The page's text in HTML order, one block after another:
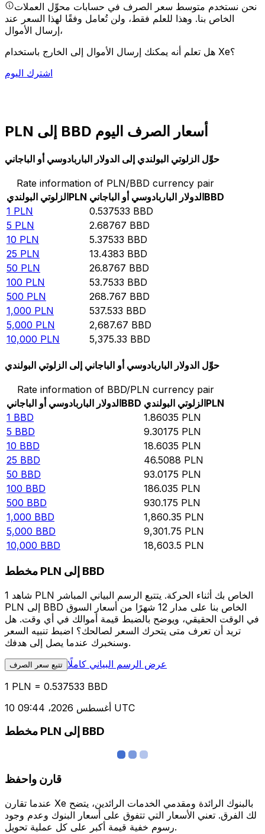
نحن نستخدم متوسط سعر الصرف في حسابات محوِّل العملات
الخاص بنا. وهذا للعلم فقط، ولن تُعامل وفقًا لهذا السعر عند
إرسال الأموال،
هل تعلم أنه يمكنك إرسال الأموال إلى الخارج باستخدام Xe؟
اشترك اليوم
PLN إلى BBD أسعار الصرف اليوم
حوِّل الزلوتي البولندي إلى الدولار الباربادوسي أو الباجاني
Rate information of PLN/BBD currency pair
الزلوتي البولنديPLN الدولار الباربادوسي أو الباجانيBBD
1 PLN 0.537533 BBD
5 PLN 2.68767 BBD
10 PLN 5.37533 BBD
25 PLN 13.4383 BBD
50 PLN 26.8767 BBD
100 PLN 53.7533 BBD
500 PLN 268.767 BBD
1,000 PLN 537.533 BBD
5,000 PLN 2,687.67 BBD
10,000 PLN 5,375.33 BBD
حوِّل الدولار الباربادوسي أو الباجاني إلى الزلوتي البولندي
Rate information of BBD/PLN currency pair
الدولار الباربادوسي أو الباجانيBBD الزلوتي البولنديPLN
1 BBD 1.86035 PLN
5 BBD 9.30175 PLN
10 BBD 18.6035 PLN
25 BBD 46.5088 PLN
50 BBD 93.0175 PLN
100 BBD 186.035 PLN
500 BBD 930.175 PLN
1,000 BBD 1,860.35 PLN
5,000 BBD 9,301.75 PLN
10,000 BBD 18,603.5 PLN
مخطط PLN إلى BBD
شاهد 1 PLN الخاص بك أثناء الحركة. يتتبع الرسم البياني المباشر
PLN إلى BBD الخاص بنا على مدار 12 شهرًا من أسعار السوق
في الوقت الحقيقي، ويوضح بالضبط قيمة أموالك في أي وقت. هل
تريد أن تعرف متى يتحرك السعر لصالحك؟ اضبط تنبيه السعر
وسنخبرك عندما يصل إلى هدفك.
تتبع سعر الصرف عرض الرسم البياني كاملًا
1 PLN = 0.537533 BBD
10 أغسطس 2026، 09:44 UTC
مخطط PLN إلى BBD
قارن واحفظ
عندما تقارن Xe بالبنوك الرائدة ومقدمي الخدمات الرائدين، يتضح
لك الفرق. تعني الأسعار التي تتفوق على أسعار البنوك وعدم وجود
رسوم خفية قيمة أكبر على كل عملية تحويل.